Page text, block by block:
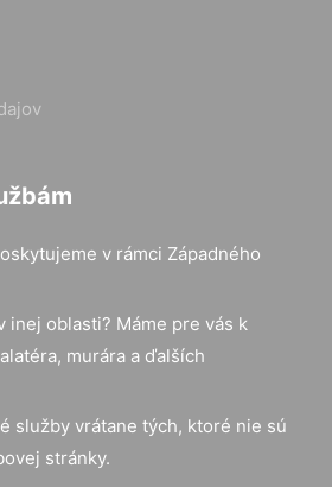
v rámci Západného
inej oblasti? Máme pre vás k
murára a ďalších
služby vrátane tých, ktoré nie sú
stránky.